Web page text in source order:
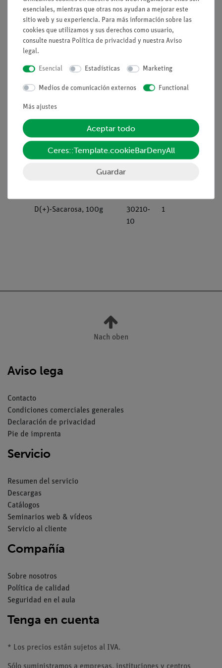
Tapones de goma, sin
orificio, varios
diámetros
39254-
3
3.3, l = 200 mm, d = 6
mm
04
Pipetas con tapón de
goma, varios tamaños
00
CHE-881308122 1
D(+)-Sacarosa, 100g
30210-
10
1
Nach oben
Aviso lega
Contacto
Condiciones comerciales generales
Declaración de privacidad
Pie de imprenta
Servicio
Resumen del servicio
Descargas
Catálogos
Seminarios web & vídeos
Servicio al cliente
Compañía
Sobre nosotros
Política de calidad
Seguridad en el aula
Tenga en cuenta
* Los precios están sujetos al IVA.
esenciales, mientras que otras nos ayudan a mejorar este
sitio web y su experiencia. Para más información sobre las
cookies que utilizamos y sus derechos como usuario,
consulte nuestra Política de privacidad y nuestra Aviso
legal.
Esencial Estadísticas Marketing
Medios de comunicación externos Functional
Más ajustes
Aceptar todo
Ceres::Template.cookieBarDenyAll
Guardar